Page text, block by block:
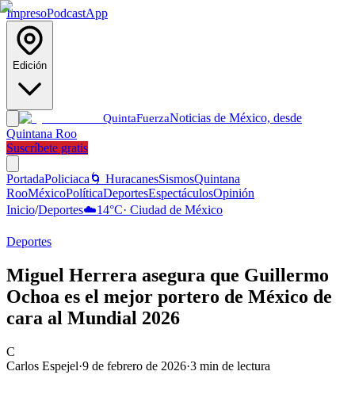
ImpresoPodcastApp
Edición
QuintaFuerzaNoticias de México, desde
Quintana Roo
Suscríbete gratis
PortadaPoliciaca 🌀 HuracanesSismosQuintana
RooMéxicoPolíticaDeportesEspectáculosOpinión
Inicio/Deportes☁️14°C· Ciudad de México
Deportes
Miguel Herrera asegura que Guillermo
Ochoa es el mejor portero de México de
cara al Mundial 2026
C
Carlos Espejel·9 de febrero de 2026·3 min de lectura